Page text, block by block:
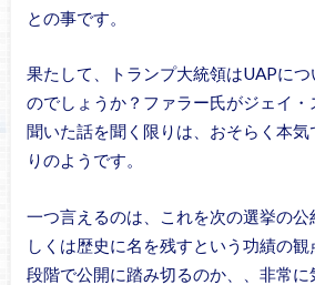
との事です。
果たして、トランプ大統領はUAPにつ
のでしょうか？ファラー氏がジェイ・
聞いた話を聞く限りは、おそらく本気
りのようです。
一つ言えるのは、これを次の選挙の公
しくは歴史に名を残すという功績の
段階で公開に踏み切るのか、、非常